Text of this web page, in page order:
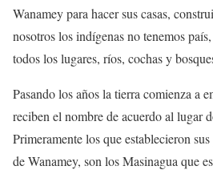
Wanamey para hacer sus casas,
nosotros los indígenas no tenemos
todos los lugares, ríos, cochas y
Pasando los años la tierra comienza a
reciben el nombre de acuerdo al lugar
Primeramente los que establecieron
de Wanamey, son los Masinagua que